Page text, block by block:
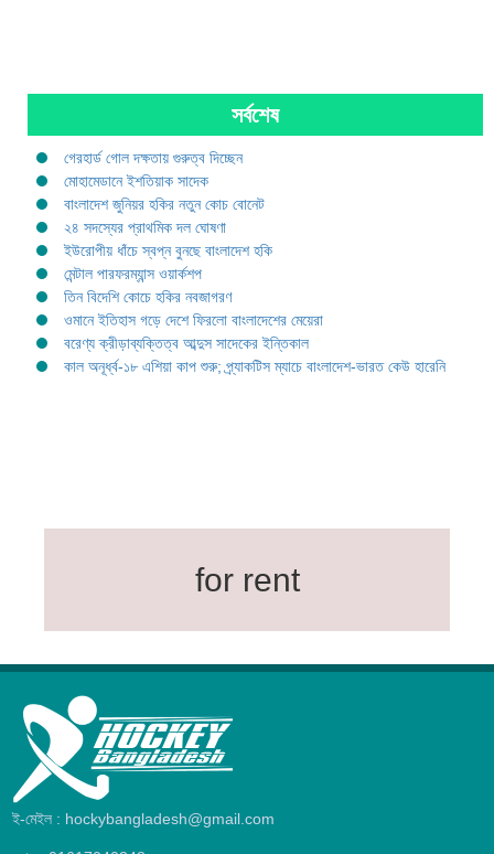
সর্বশেষ
গেরহার্ড গোল দক্ষতায় গুরুত্ব দিচ্ছেন
মোহামেডানে ইশতিয়াক সাদেক
বাংলাদেশ জুনিয়র হকির নতুন কোচ বোনেট
২৪ সদস্যের প্রাথমিক দল ঘোষণা
ইউরোপীয় ধাঁচে স্বপ্ন বুনছে বাংলাদেশ হকি
মেন্টাল পারফরম্যান্স ওয়ার্কশপ
তিন বিদেশি কোচে হকির নবজাগরণ
ওমানে ইতিহাস গড়ে দেশে ফিরলো বাংলাদেশের মেয়েরা
বরেণ্য ক্রীড়াব্যক্তিত্ব আব্দুস সাদেকের ইন্তিকাল
কাল অনূর্ধ্ব-১৮ এশিয়া কাপ শুরু; প্র্যাকটিস ম্যাচে বাংলাদেশ-ভারত কেউ হারেনি
for rent
ই-মেইল : hockybangladesh@gmail.com